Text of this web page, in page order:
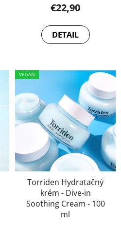
€22,90
DETAIL
VEGAN
Torriden Hydratačný
krém - Dive-in
Soothing Cream - 100
ml